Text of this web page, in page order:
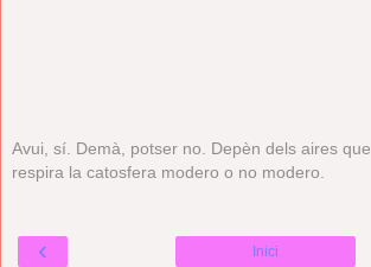
Avui, sí. Demà, potser no. Depèn dels aires que
respira la catosfera modero o no modero.
‹ Inici